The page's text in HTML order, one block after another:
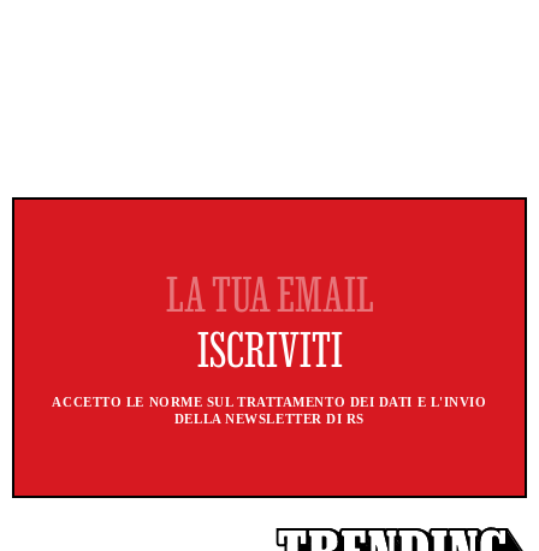
ACCETTO LE NORME SUL TRATTAMENTO DEI DATI E L'INVIO
DELLA NEWSLETTER DI RS